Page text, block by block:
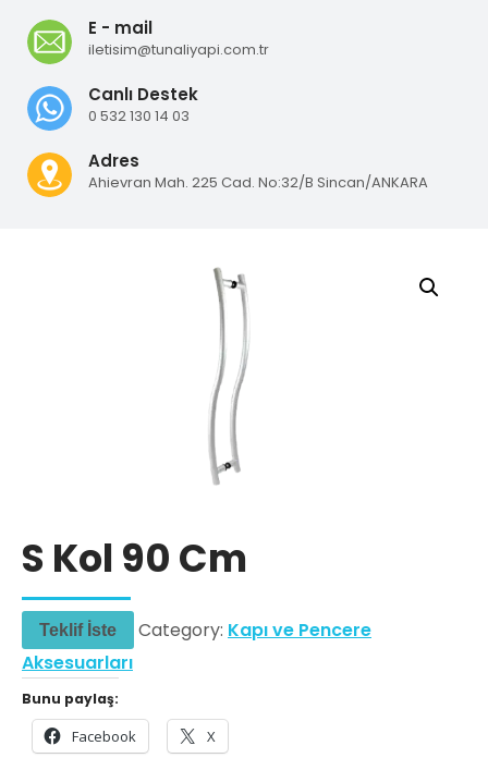
E - mail
iletisim@tunaliyapi.com.tr
Canlı Destek
0 532 130 14 03
Adres
Ahievran Mah. 225 Cad. No:32/B Sincan/ANKARA
S Kol 90 Cm
Teklif İste Category: Kapı ve Pencere
Aksesuarları
Bunu paylaş:
Facebook X